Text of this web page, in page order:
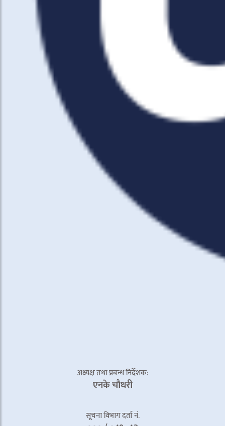
अध्यक्ष तथा प्रबन्ध निर्देशक:
एनके चाैधरी
सूचना विभाग दर्ता नं.